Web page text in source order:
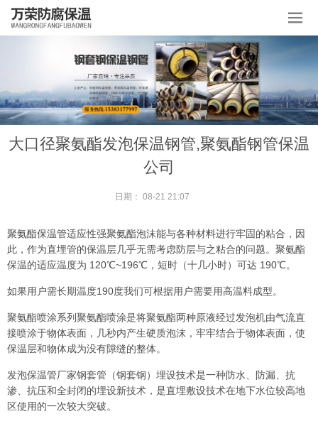
大口径聚氨酯发泡保温钢管,聚氨酯钢管保温
公司
日期： 08-21 21:07
聚氨酯保温管适应性强聚氨酯泡沫能与各种材料进行牢固的粘合，因
此，作为直埋管的保温层几乎无需考虑防层与之粘合的问题。聚氨酯
保温的适应温度为 120℃~196℃，短时（十几小时）可达 190℃。
如果用户需长期温度190度我们可根据用户需要用高温料成型。
聚氨酯喷涂系列聚氨酯喷涂是将聚氨酯两种原液经过发泡机由气流直
接喷涂于物体表面，几秒内产生硬质泡沫，牢牢结合于物体表面，使
保温层和物体成为没有隙缝的整体。
发泡保温管厂家钢套管（钢套钢）埋设技术是一种防水、防漏、抗
渗、抗压和全封闭的埋设新技术，是直埋敷设技术在地下水位较高地
区使用的一次较大突破。